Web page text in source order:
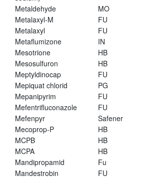
Metaldehyde MO
Metalaxyl-M
FU
Metalaxyl
FU
Metaflumizone
IN
Mesotrione
HB
Mesosulfuron
HB
Meptyldinocap
FU
Mepiquat chlorid
PG
Mepanipyrim
FU
Mefentrifluconazole
FU
Mefenpyr
Safener
Mecoprop-P
HB
MCPB
HB
MCPA
HB
Mandipropamid
Fu
Mandestrobin
FU